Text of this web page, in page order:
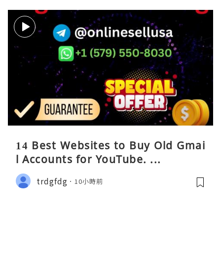
14 Best Websites to Buy Old Gmai
l Accounts for YouTube. ...
trdgfdg 10小時前